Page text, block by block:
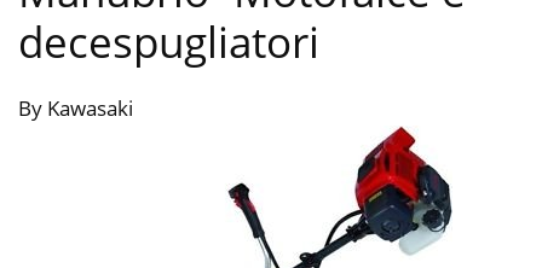
decespugliatori
By Kawasaki